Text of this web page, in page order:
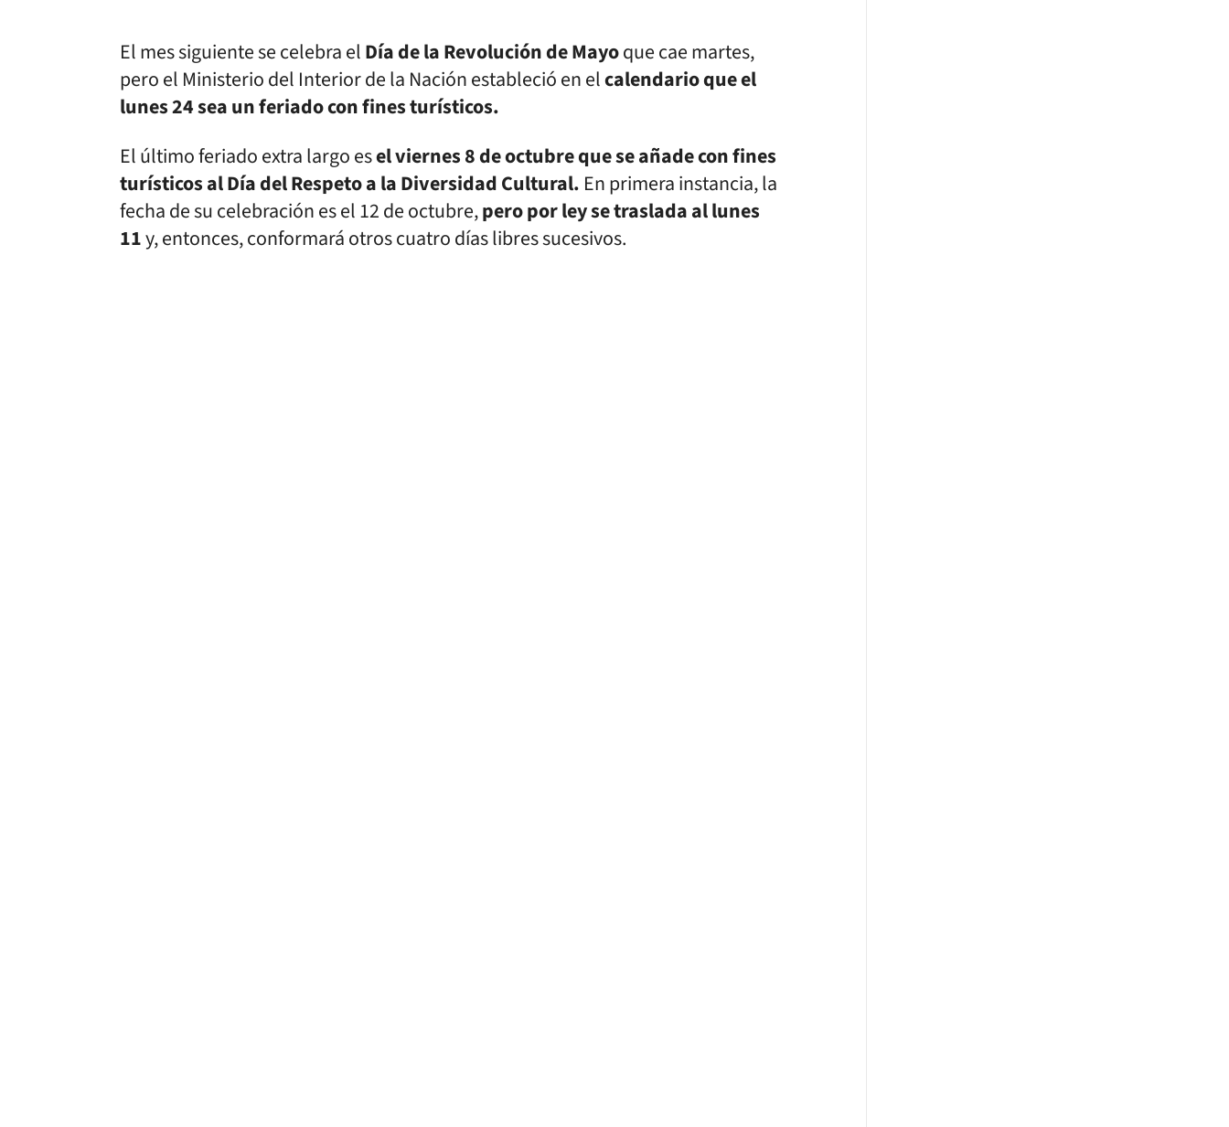
El mes siguiente se celebra elDía de la Revolución de Mayoque cae martes,
pero el Ministerio del Interior de la Nación estableció en elcalendario que el
lunes 24 sea un feriado con fines turísticos.
El último feriado extra largo esel viernes 8 de octubre que se añade con fines
turísticos al Día del Respeto a la Diversidad Cultural. En primera instancia, la
fecha de su celebración es el 12 de octubre,pero por ley se traslada al lunes
11y, entonces, conformará otros cuatro días libres sucesivos.